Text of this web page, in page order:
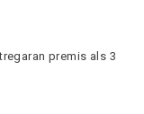
premis als 3